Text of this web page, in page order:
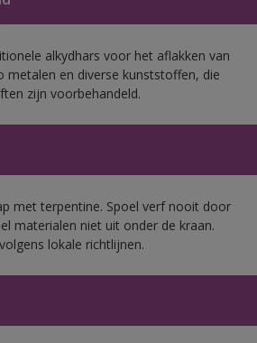
alkydhars voor het aflakken van
metalen en diverse kunststoffen, die
zijn voorbehandeld.
met terpentine. Spoel verf nooit door
materialen niet uit onder de kraan.
lokale richtlijnen.